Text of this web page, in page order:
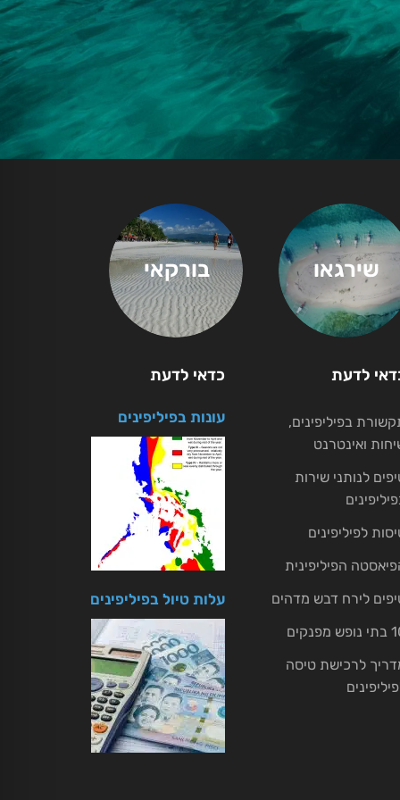
שירגאו בורקאי
לדעת
בפיליפינים,
ואינטרנט
לנותני שירות
לפיליפינים
הפיליפינית
לירח דבש מדהים
מפנקים
לרכישת טיסה
כדאי לדעת
עונות בפיליפינים
עלות טיול בפיליפינים